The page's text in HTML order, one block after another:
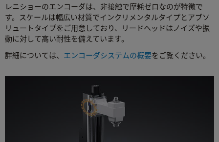
レニショーのエンコーダは、非接触で摩耗ゼロなのが特徴で
す。スケールは幅広い材質でインクリメンタルタイプとアブソ
リュートタイプをご用意しており、リードヘッドはノイズや振
動に対して高い耐性を備えています。
詳細については、 エンコーダシステムの概要をご覧ください。